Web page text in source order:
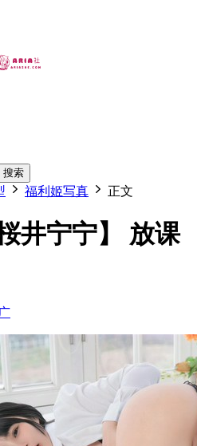
搜索
福利姬写真 正文
井宁宁】 放课